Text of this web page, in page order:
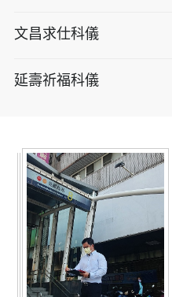
文昌求仕科儀
延壽祈福科儀